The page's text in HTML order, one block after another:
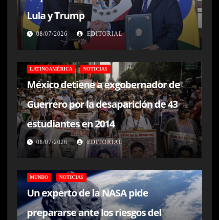
Lula y Trump
08/07/2026 EDITORIAL
LATINOAMÉRICA NOTICIAS
México detiene a exgobernador de
Guerrero por la desaparición de 43
estudiantes en 2014
08/07/2026 EDITORIAL
MUNDO NOTICIAS
Un experto de la NASA pide
prepararse ante los riesgos del